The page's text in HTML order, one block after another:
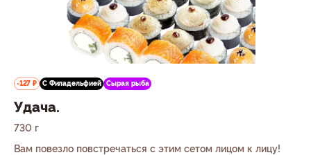
-127 ₽ С Филадельфией Сырая рыба
Удача.
730 г
Вам повезло повстречаться с этим сетом лицом к лицу!